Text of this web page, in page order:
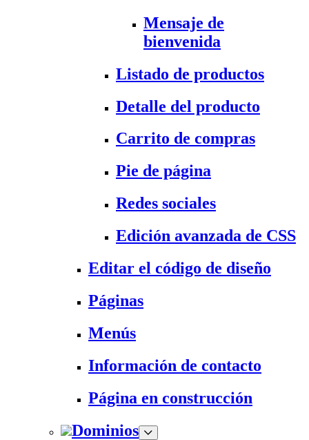
Mensaje de
bienvenida
Listado de productos
Detalle del producto
Carrito de compras
Pie de página
Redes sociales
Edición avanzada de CSS
Editar el código de diseño
Páginas
Menús
Información de contacto
Página en construcción
Dominios